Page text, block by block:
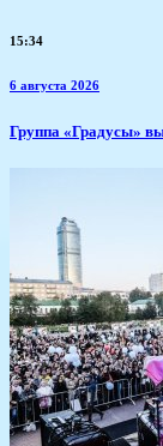
15:34
6 августа 2026
​Группа «Градусы»